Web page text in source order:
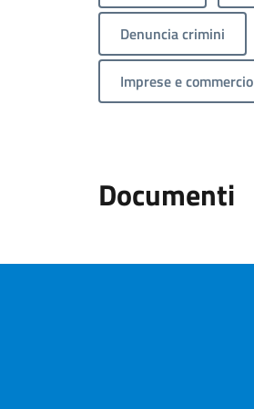
Denuncia crimini
Imprese e commercio
Documenti